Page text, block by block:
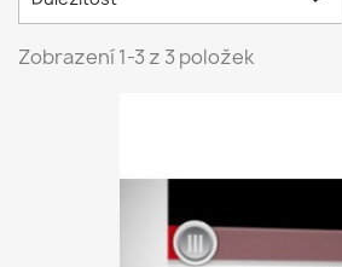
Zobrazení 1-3 z 3 položek